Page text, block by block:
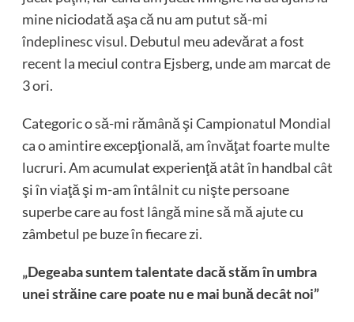
mine niciodată aşa că nu am putut să-mi
îndeplinesc visul. Debutul meu adevărat a fost
recent la meciul contra Ejsberg, unde am marcat de
3 ori.
Categoric o să-mi rămână şi Campionatul Mondial
ca o amintire excepţională, am învăţat foarte multe
lucruri. Am acumulat experienţă atât în handbal cât
şi în viaţă şi m-am întâlnit cu nişte persoane
superbe care au fost lângă mine să mă ajute cu
zâmbetul pe buze în fiecare zi.
„Degeaba suntem talentate dacă stăm în umbra
unei străine care poate nu e mai bună decât noi”